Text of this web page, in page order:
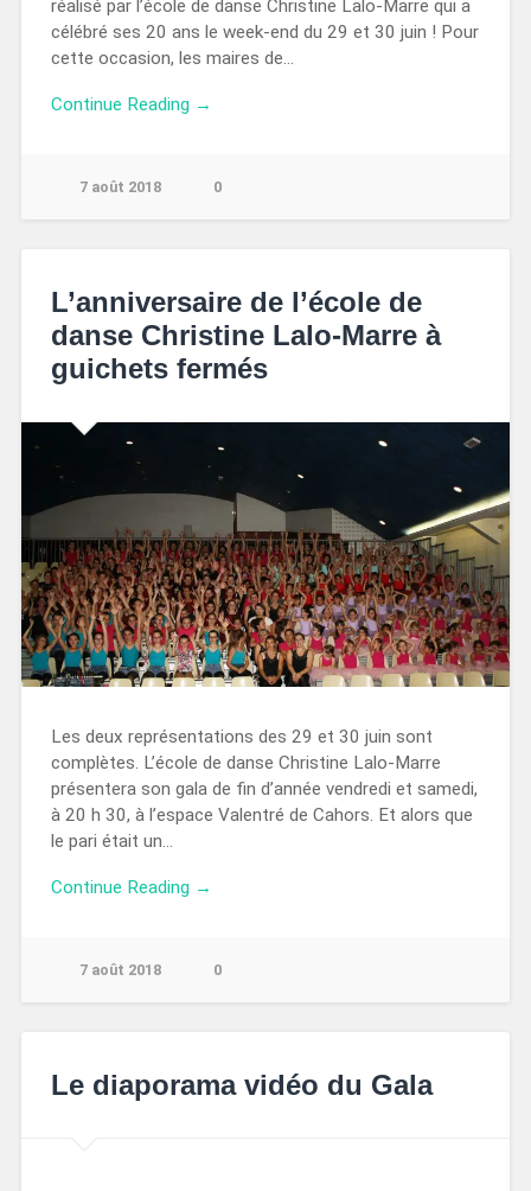
réalisé par l’école de danse Christine Lalo-Marre qui a
célébré ses 20 ans le week-end du 29 et 30 juin ! Pour
cette occasion, les maires de…
Continue Reading →
7 août 2018 0
L’anniversaire de l’école de
danse Christine Lalo-Marre à
guichets fermés
Les deux représentations des 29 et 30 juin sont
complètes. L’école de danse Christine Lalo-Marre
présentera son gala de fin d’année vendredi et samedi,
à 20 h 30, à l’espace Valentré de Cahors. Et alors que
le pari était un…
Continue Reading →
7 août 2018 0
Le diaporama vidéo du Gala